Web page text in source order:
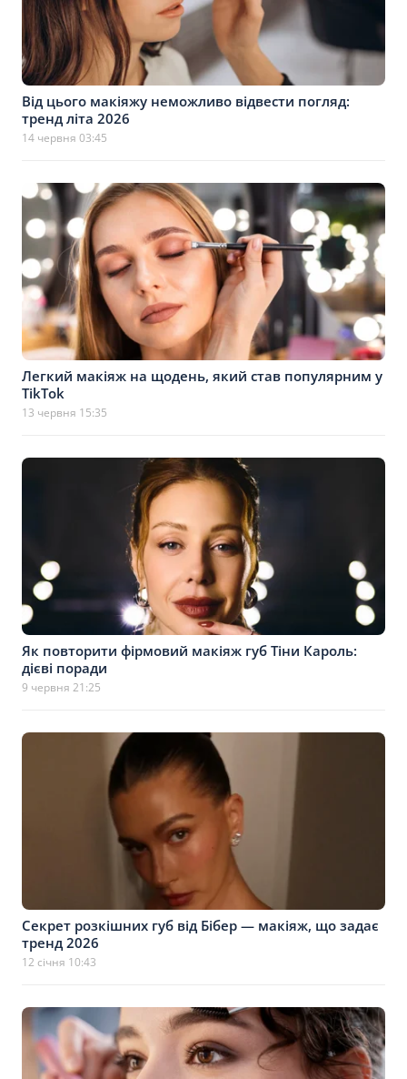
Від цього макіяжу неможливо відвести погляд:
тренд літа 2026
14 червня 03:45
Легкий макіяж на щодень, який став популярним у
TikTok
13 червня 15:35
Як повторити фірмовий макіяж губ Тіни Кароль:
дієві поради
9 червня 21:25
Секрет розкішних губ від Бібер — макіяж, що задає
тренд 2026
12 січня 10:43